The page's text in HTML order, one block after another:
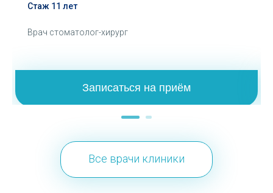
Стаж 11 лет
Врач стоматолог-хирург
Записаться на приём
Все врачи клиники